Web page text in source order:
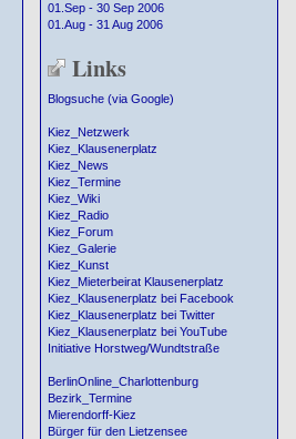
01.Sep - 30 Sep 2006
01.Aug - 31 Aug 2006
Links
Blogsuche (via Google)
Kiez_Netzwerk
Kiez_Klausenerplatz
Kiez_News
Kiez_Termine
Kiez_Wiki
Kiez_Radio
Kiez_Forum
Kiez_Galerie
Kiez_Kunst
Kiez_Mieterbeirat Klausenerplatz
Kiez_Klausenerplatz bei Facebook
Kiez_Klausenerplatz bei Twitter
Kiez_Klausenerplatz bei YouTube
Initiative Horstweg/Wundtstraße
BerlinOnline_Charlottenburg
Bezirk_Termine
Mierendorff-Kiez
Bürger für den Lietzensee